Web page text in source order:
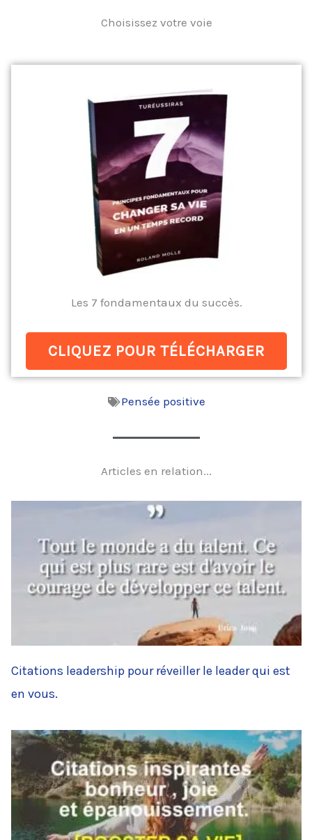
Choisissez votre voie
Les 7 fondamentaux du succès.
CLIQUEZ POUR TÉLÉCHARGER
Pensée positive
Articles en relation...
Citations leadership pour réveiller le leader qui est
en vous.